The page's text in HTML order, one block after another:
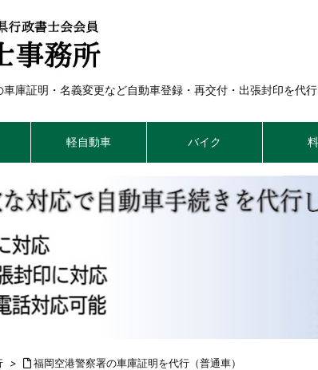
庫証明・名義変更など自動車登録・再交付・出張封印を代
軽自動車 バイク
> 福岡空港警察署の車庫証明を代行（普通車）